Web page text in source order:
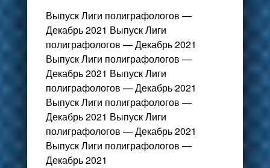
Выпуск Лиги полиграфологов —
Декабрь 2021 Выпуск Лиги
полиграфологов — Декабрь 2021
Выпуск Лиги полиграфологов —
Декабрь 2021 Выпуск Лиги
полиграфологов — Декабрь 2021
Выпуск Лиги полиграфологов —
Декабрь 2021 Выпуск Лиги
полиграфологов — Декабрь 2021
Выпуск Лиги полиграфологов —
Декабрь 2021